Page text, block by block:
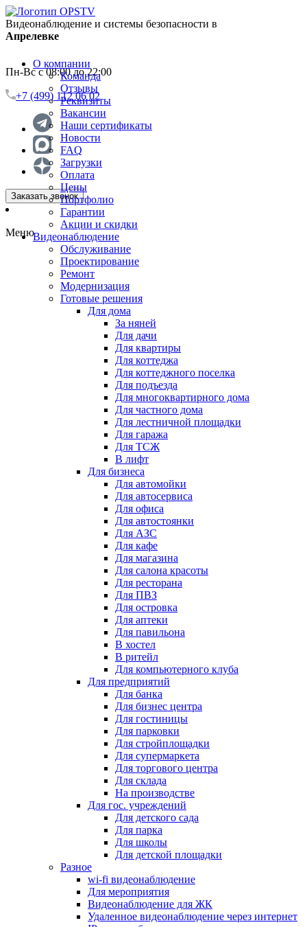
Видеонаблюдение и системы безопасности в
Апрелевке
Пн-Вс с 08:00 до 22:00
+7 (499) 112 06 02
Заказать звонок
Меню
О компании
Команда
Отзывы
Реквизиты
Вакансии
Наши сертификаты
Новости
FAQ
Загрузки
Оплата
Цены
Портфолио
Гарантии
Акции и скидки
Видеонаблюдение
Обслуживание
Проектирование
Ремонт
Модернизация
Готовые решения
Для дома
За няней
Для дачи
Для квартиры
Для коттеджа
Для коттеджного поселка
Для подъезда
Для многоквартирного дома
Для частного дома
Для лестничной площадки
Для гаража
Для ТСЖ
В лифт
Для бизнеса
Для автомойки
Для автосервиса
Для офиса
Для автостоянки
Для АЗС
Для кафе
Для магазина
Для салона красоты
Для ресторана
Для ПВЗ
Для островка
Для аптеки
Для павильона
В хостел
В ритейл
Для компьютерного клуба
Для предприятий
Для банка
Для бизнес центра
Для гостиницы
Для парковки
Для стройплощадки
Для супермаркета
Для торгового центра
Для склада
На производстве
Для гос. учреждений
Для детского сада
Для парка
Для школы
Для детской площадки
Разное
wi-fi видеонаблюдение
Для мероприятия
Видеонаблюдение для ЖК
Удаленное видеонаблюдение через интернет